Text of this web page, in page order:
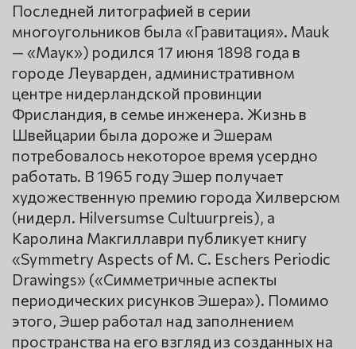
Последней литографией в серии
многоугольников была «Гравитация». Mauk
— «Маук») родился 17 июня 1898 года в
городе Леуварден, административном
центре нидерландской провинции
Фрисландия, в семье инженера. Жизнь в
Швейцарии была дороже и Эшерам
потребовалось некоторое время усердно
работать. В 1965 году Эшер получает
художественную премию города Хилверсюм
(нидерл. Hilversumse Cultuurpreis), а
Каролина Макгиллаври публикует книгу
«Symmetry Aspects of M. C. Eschers Periodic
Drawings» («Симметричные аспекты
периодических рисунков Эшера»). Помимо
этого, Эшер работал над заполнением
пространства на его взгляд из созданных на